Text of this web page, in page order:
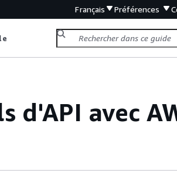
Français Préférences
d'API avec